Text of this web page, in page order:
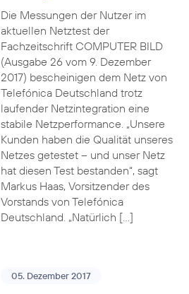
Die Messungen der Nutzer im
aktuellen Netztest der
Fachzeitschrift COMPUTER BILD
(Ausgabe 26 vom 9. Dezember
2017) bescheinigen dem Netz von
Telefónica Deutschland trotz
laufender Netzintegration eine
stabile Netzperformance. „Unsere
Kunden haben die Qualität unseres
Netzes getestet – und unser Netz
hat diesen Test bestanden“, sagt
Markus Haas, Vorsitzender des
Vorstands von Telefónica
Deutschland. „Natürlich […]
05. Dezember 2017